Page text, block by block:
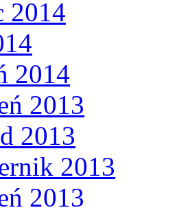
2014
2014
2013
2013
2013
2013